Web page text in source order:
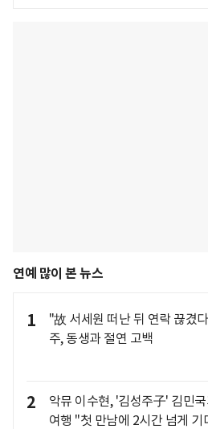
연예 많이 본 뉴스
1
"故 서세원 떠난 뒤 연락 끊겼
주, 동생과 절연 고백
2
악뮤 이수현, '김성주子' 김민
여행 "첫 만남에 2시간 넘게 기